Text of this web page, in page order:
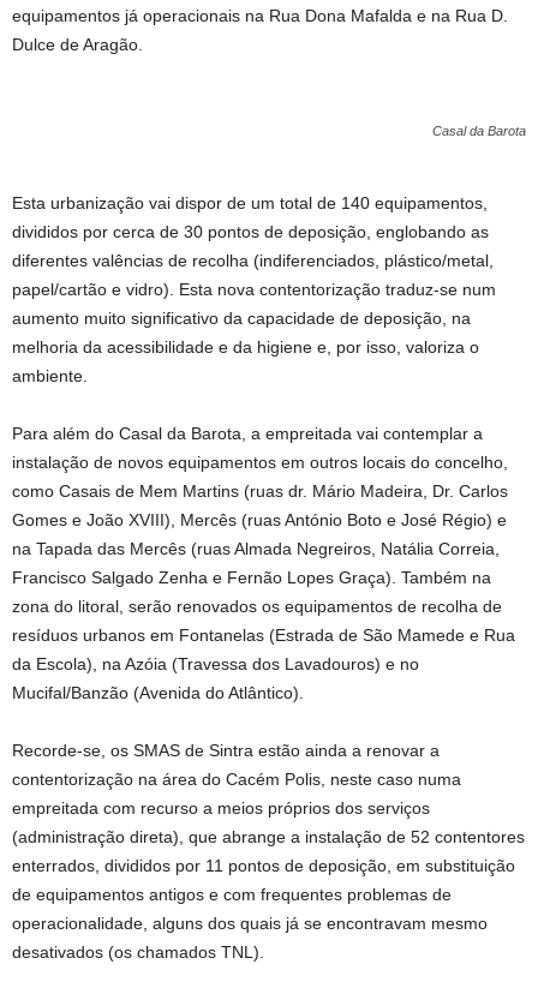
equipamentos já operacionais na Rua Dona Mafalda e na Rua D.
Dulce de Aragão.
Casal da Barota
Esta urbanização vai dispor de um total de 140 equipamentos,
divididos por cerca de 30 pontos de deposição, englobando as
diferentes valências de recolha (indiferenciados, plástico/metal,
papel/cartão e vidro). Esta nova contentorização traduz-se num
aumento muito significativo da capacidade de deposição, na
melhoria da acessibilidade e da higiene e, por isso, valoriza o
ambiente.
Para além do Casal da Barota, a empreitada vai contemplar a
instalação de novos equipamentos em outros locais do concelho,
como Casais de Mem Martins (ruas dr. Mário Madeira, Dr. Carlos
Gomes e João XVIII), Mercês (ruas António Boto e José Régio) e
na Tapada das Mercês (ruas Almada Negreiros, Natália Correia,
Francisco Salgado Zenha e Fernão Lopes Graça). Também na
zona do litoral, serão renovados os equipamentos de recolha de
resíduos urbanos em Fontanelas (Estrada de São Mamede e Rua
da Escola), na Azóia (Travessa dos Lavadouros) e no
Mucifal/Banzão (Avenida do Atlântico).
Recorde-se, os SMAS de Sintra estão ainda a renovar a
contentorização na área do Cacém Polis, neste caso numa
empreitada com recurso a meios próprios dos serviços
(administração direta), que abrange a instalação de 52 contentores
enterrados, divididos por 11 pontos de deposição, em substituição
de equipamentos antigos e com frequentes problemas de
operacionalidade, alguns dos quais já se encontravam mesmo
desativados (os chamados TNL).